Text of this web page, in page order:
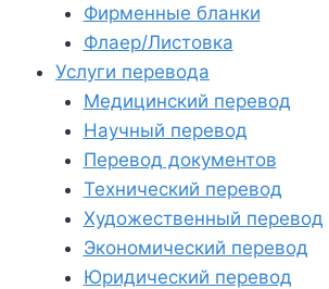
Фирменные бланки
Флаер/Листовка
Услуги перевода
Медицинский перевод
Научный перевод
Перевод документов
Технический перевод
Художественный перевод
Экономический перевод
Юридический перевод